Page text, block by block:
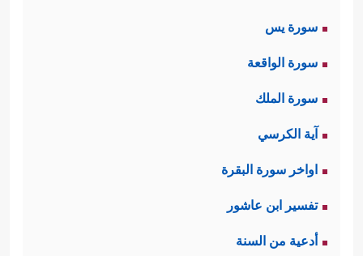
سورة يس
سورة الواقعة
سورة الملك
آية الكرسي
اواخر سورة البقرة
تفسير ابن عاشور
أدعية من السنة